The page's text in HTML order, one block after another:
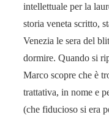
intellettuale per la
storia veneta scritto,
Venezia le sera del
dormire. Quando si
Marco scopre che è
trattativa, in nome e
(che fiducioso si era